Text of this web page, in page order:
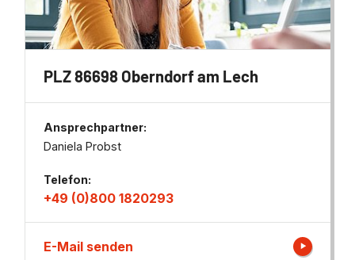
PLZ 86698 Oberndorf am Lech
Ansprechpartner:
Daniela Probst
Telefon:
+49 (0)800 1820293
E-Mail senden